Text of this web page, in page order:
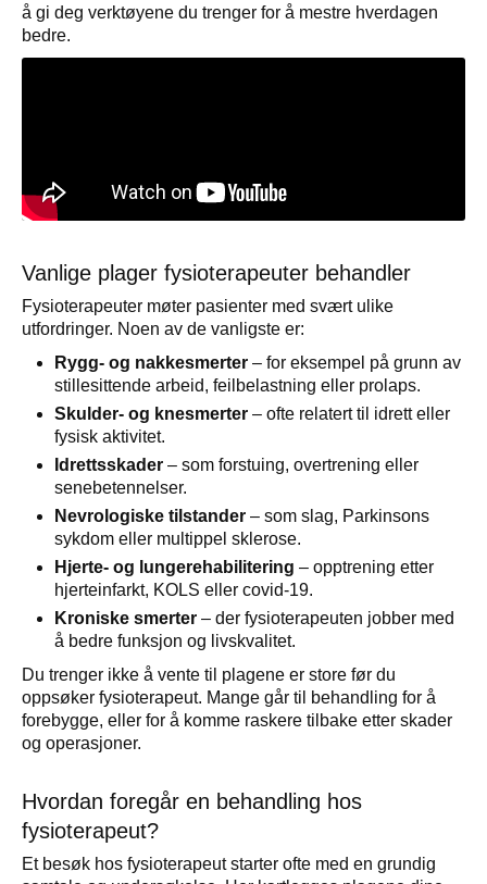
å gi deg verktøyene du trenger for å mestre hverdagen
bedre.
Vanlige plager fysioterapeuter behandler
Fysioterapeuter møter pasienter med svært ulike
utfordringer. Noen av de vanligste er:
Rygg- og nakkesmerter – for eksempel på grunn av
stillesittende arbeid, feilbelastning eller prolaps.
Skulder- og knesmerter – ofte relatert til idrett eller
fysisk aktivitet.
Idrettsskader – som forstuing, overtrening eller
senebetennelser.
Nevrologiske tilstander – som slag, Parkinsons
sykdom eller multippel sklerose.
Hjerte- og lungerehabilitering – opptrening etter
hjerteinfarkt, KOLS eller covid-19.
Kroniske smerter – der fysioterapeuten jobber med
å bedre funksjon og livskvalitet.
Du trenger ikke å vente til plagene er store før du
oppsøker fysioterapeut. Mange går til behandling for å
forebygge, eller for å komme raskere tilbake etter skader
og operasjoner.
Hvordan foregår en behandling hos
fysioterapeut?
Et besøk hos fysioterapeut starter ofte med en grundig